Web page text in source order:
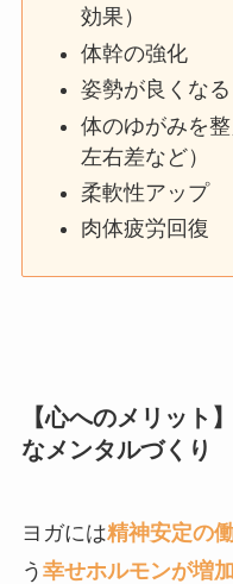
効果）
体幹の強化
姿勢が良くなる
体のゆがみを
左右差など）
柔軟性アップ
肉体疲労回復
【心へのメリット
なメンタルづくり
ヨガには精神安定の
う 幸せホルモンが増加